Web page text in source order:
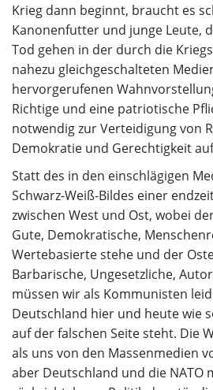
Krieg dann beginnt, braucht es
Kanonenfutter und junge Leute,
Tod gehen in der durch die
nahezu gleichgeschalteten
hervorgerufenen
Richtige und eine patriotische
notwendig zur Verteidigung von
Demokratie und Gerechtigkeit
Statt des in den einschlägigen
Schwarz-Weiß-Bildes einer
zwischen West und Ost, wobei
Gute, Demokratische,
Wertebasierte stehe und der
Barbarische, Ungesetzliche,
müssen wir als Kommunisten
Deutschland hier und heute wie
auf der falschen Seite steht. Die
als uns von den Massenmedien
aber Deutschland und die NATO